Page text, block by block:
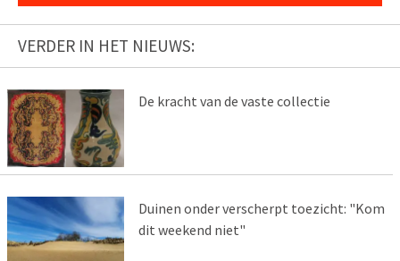
VERDER IN HET NIEUWS:
De kracht van de vaste collectie
Duinen onder verscherpt toezicht: "Kom
dit weekend niet"